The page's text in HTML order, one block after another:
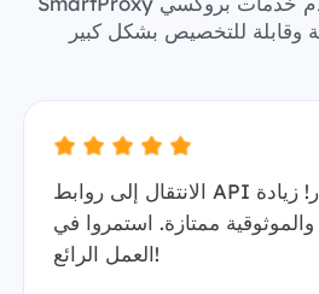
الانتقال إلى روابط API كان أفضل قرار! زيادة
ممتازة. استمروا في
العمل الرائع!